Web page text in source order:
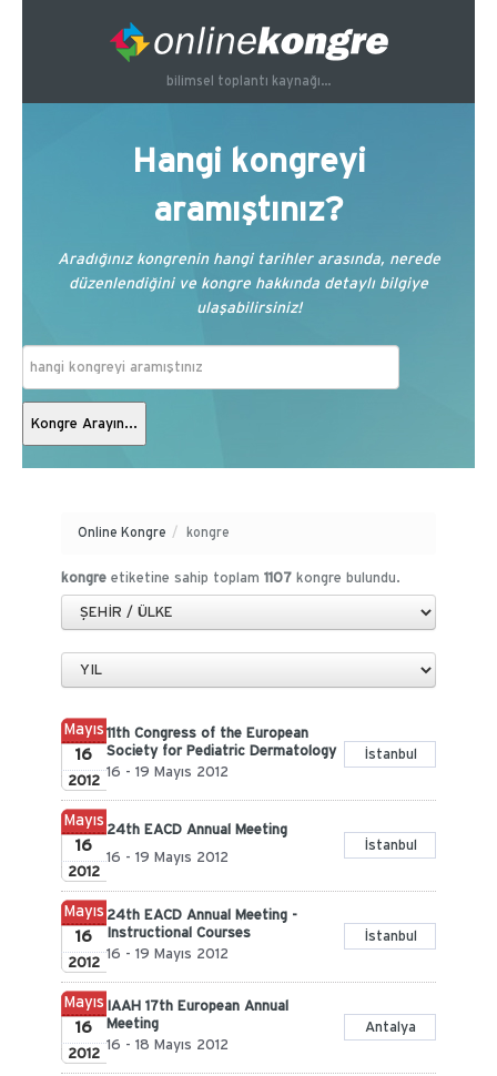
bilimsel toplantı kaynağı...
Hangi kongreyi
aramıştınız?
Aradığınız kongrenin hangi tarihler arasında, nerede
düzenlendiğini ve kongre hakkında detaylı bilgiye
ulaşabilirsiniz!
Online Kongre / kongre
kongre etiketine sahip toplam 1107 kongre bulundu.
Mayıs
16
2012
11th Congress of the European
Society for Pediatric Dermatology
16 - 19 Mayıs 2012
İstanbul
Mayıs
16
2012
24th EACD Annual Meeting
16 - 19 Mayıs 2012
İstanbul
Mayıs
16
2012
24th EACD Annual Meeting -
Instructional Courses
16 - 19 Mayıs 2012
İstanbul
Mayıs
16
2012
IAAH 17th European Annual
Meeting
16 - 18 Mayıs 2012
Antalya